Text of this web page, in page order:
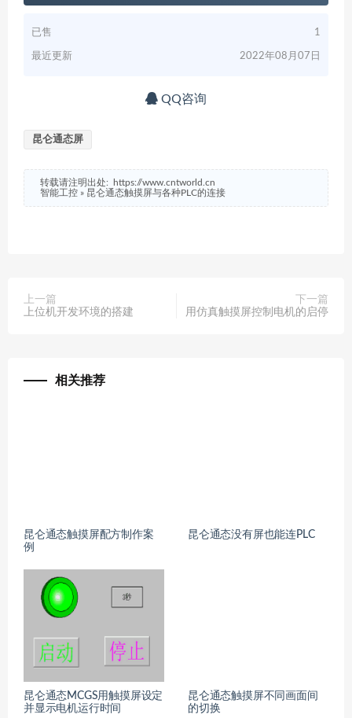
已售 1
最近更新 2022年08月07日
QQ咨询
昆仑通态屏
转载请注明出处:
https://www.cntworld.cn
智能工控 » 昆仑通态触摸屏与各种PLC的连接
上一篇
上位机开发环境的搭建
下一篇
用仿真触摸屏控制电机的启停
相关推荐
昆仑通态触摸屏配方制作案
例
昆仑通态没有屏也能连PLC
昆仑通态MCGS用触摸屏设定
并显示电机运行时间
昆仑通态触摸屏不同画面间
的切换